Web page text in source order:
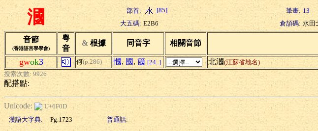
漍 部首: [85] 筆畫: 13
大五碼: E2B6 倉頡碼: 水田
音節
(香港語言學學會)
粵
音
& 根據 同音字 相關音節
gwok3 何(p.286) 慖, 國, 簂 [24..] 北漍(江蘇省地名)
搜索次數: 9926
配搭點:
Unicode:
U+6F0D
漢語大字典:
Pg.1723 普通話: